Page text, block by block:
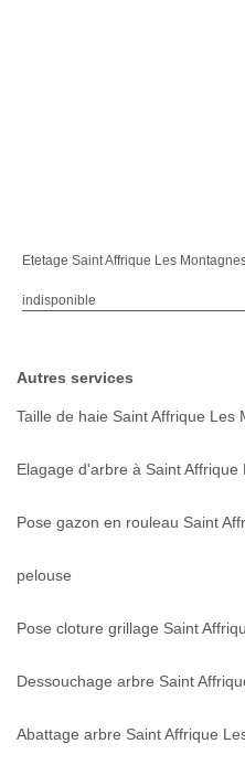
Etetage Saint Affrique Les
indisponible
Autres services
Taille de haie Saint Affrique Les
Elagage d'arbre à Saint
Pose gazon en rouleau Saint
pelouse
Pose cloture grillage Saint
Dessouchage arbre Saint
Abattage arbre Saint Affrique